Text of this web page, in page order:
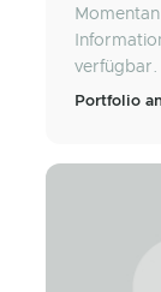
verfügbar.
Portfolio